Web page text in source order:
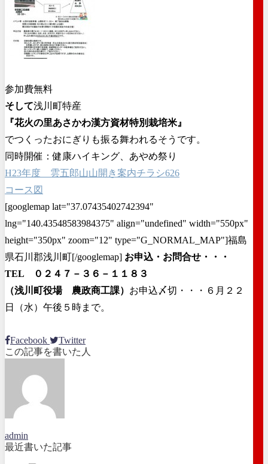
参加費無料
そして浅川町特産
『花火の里あさかわ漢方資材特別栽培米』
でつくったおにぎりも振る舞われるそうです。
同時開催：健康ハイキング、あやめ祭り
H23年度 雲五郎山山開き案内チラシ626
コース図
[googlemap lat="37.07435402742394"
lng="140.43548583984375" align="undefined" width="550px"
height="350px" zoom="12" type="G_NORMAL_MAP"]福島
県石川郡浅川町[/googlemap] お申込・お問合せ・・・
TEL ０２４７－３６－１１８３
（浅川町役場 農政商工課） お申込〆切・・・６月２２
日（水）午後５時まで。
Facebook
Twitter
この記事を書いた人
admin
最近書いた記事